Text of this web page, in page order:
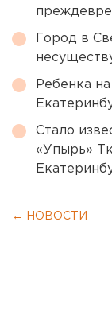
Город в
Ребенка
Стало
«Упырь»
← НОВОСТИ